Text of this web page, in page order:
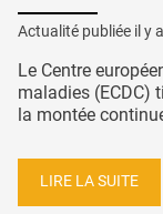
Actualité publiée il y a
Le Centre
maladies (ECDC)
la montée
LIRE LA SUITE